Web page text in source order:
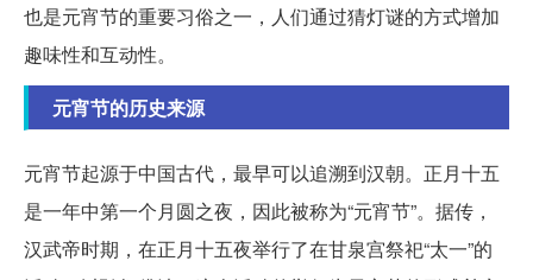
也是元宵节的重要习俗之一，人们通过猜灯谜的方式增加
趣味性和互动性。
元宵节的历史来源
元宵节起源于中国古代，最早可以追溯到汉朝。正月十五
是一年中第一个月圆之夜，因此被称为“元宵节”。据传，
汉武帝时期，在正月十五夜举行了在甘泉宫祭祀“太一”的